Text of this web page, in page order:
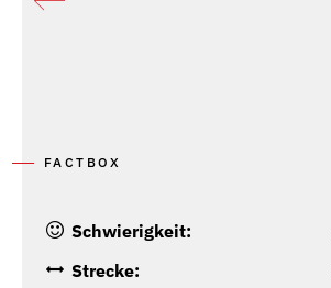
FACTBOX
Schwierigkeit:
Strecke: